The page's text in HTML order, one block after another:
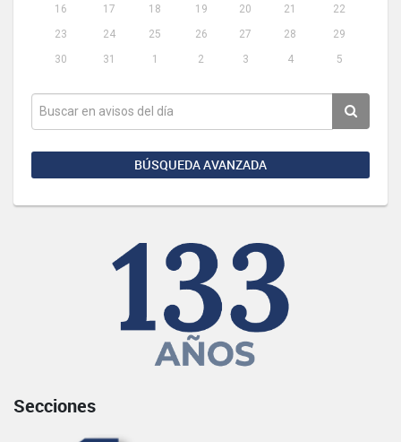
16
17 18 19 20 21
22
23
24 25 26 27 28
29
30
31 1 2 3 4 5
BÚSQUEDA AVANZADA
Secciones